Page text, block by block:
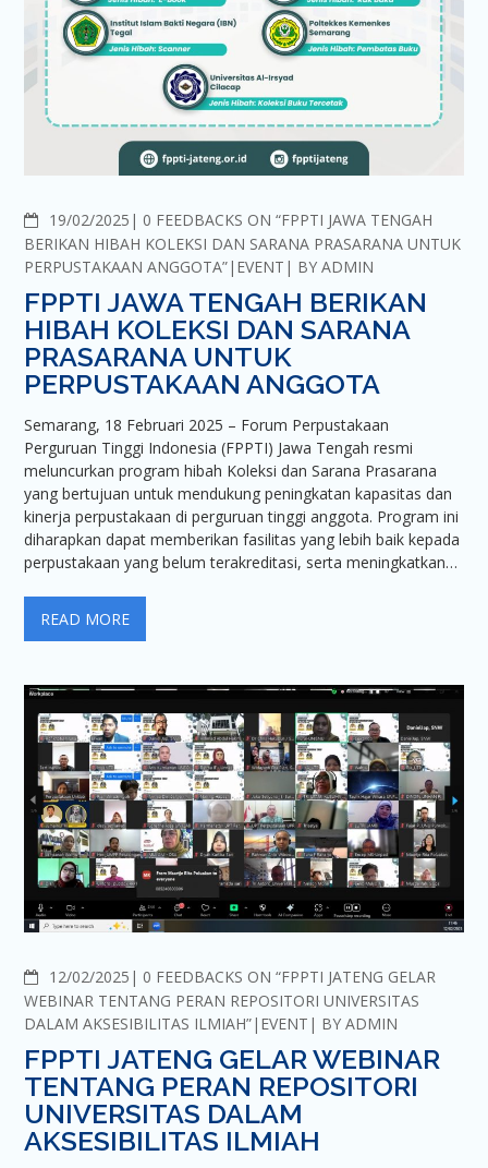
19/02/2025 COMMENTS
0 FEEDBACKS ON “FPPTI JAWA TENGAH
BERIKAN HIBAH KOLEKSI DAN SARANA PRASARANA UNTUK
PERPUSTAKAAN ANGGOTA” EVENT BYADMIN
FPPTI JAWA TENGAH BERIKAN
HIBAH KOLEKSI DAN SARANA
PRASARANA UNTUK
PERPUSTAKAAN ANGGOTA
Semarang, 18 Februari 2025 – Forum Perpustakaan
Perguruan Tinggi Indonesia (FPPTI) Jawa Tengah resmi
meluncurkan program hibah Koleksi dan Sarana Prasarana
yang bertujuan untuk mendukung peningkatan kapasitas dan
kinerja perpustakaan di perguruan tinggi anggota. Program ini
diharapkan dapat memberikan fasilitas yang lebih baik kepada
perpustakaan yang belum terakreditasi, serta meningkatkan…
READ MORE
12/02/2025 COMMENTS
0 FEEDBACKS ON “FPPTI JATENG GELAR
WEBINAR TENTANG PERAN REPOSITORI UNIVERSITAS
DALAM AKSESIBILITAS ILMIAH” EVENT BYADMIN
FPPTI JATENG GELAR WEBINAR
TENTANG PERAN REPOSITORI
UNIVERSITAS DALAM
AKSESIBILITAS ILMIAH